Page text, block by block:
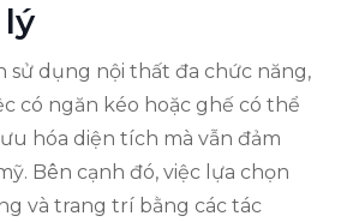
sử dụng nội thất đa chức năng,
có ngăn kéo hoặc ghế có thể
hóa diện tích mà vẫn đảm
Bên cạnh đó, việc lựa chọn
và trang trí bằng các tác